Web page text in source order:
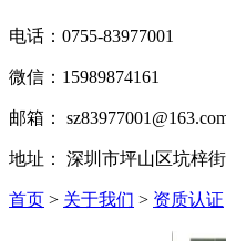
电话： 0755-83977001
微信： 15989874161
邮箱：
地址： 深圳市坪山区坑梓
首页 > 关于我们 > 资质认证